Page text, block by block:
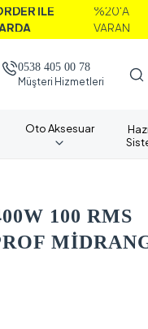
%20'A
0538 405 00 78
Müşteri Hizmetleri
Oto Aksesuar
100 RMS